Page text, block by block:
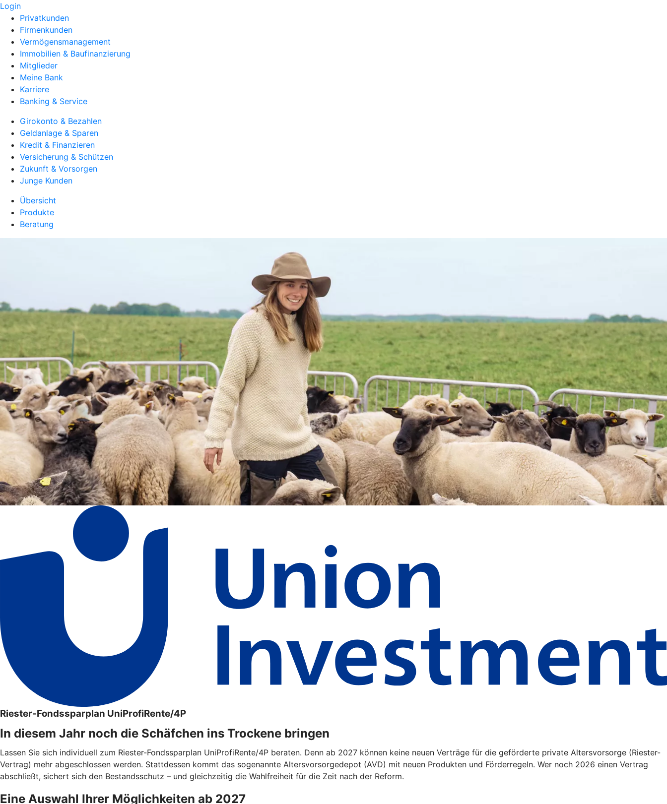
Login
Privatkunden
Firmenkunden
Vermögensmanagement
Immobilien & Baufinanzierung
Mitglieder
Meine Bank
Karriere
Banking & Service
Girokonto & Bezahlen
Geldanlage & Sparen
Kredit & Finanzieren
Versicherung & Schützen
Zukunft & Vorsorgen
Junge Kunden
Übersicht
Produkte
Beratung
Riester-Fondssparplan UniProfiRente/4P
In diesem Jahr noch die Schäfchen ins Trockene bringen
Lassen Sie sich individuell zum Riester-Fondssparplan UniProfiRente/4P beraten. Denn ab 2027 können keine neuen Verträge für die geförderte private Altersvorsorge (Riester-
Vertrag) mehr abgeschlossen werden. Stattdessen kommt das sogenannte Altersvorsorgedepot (AVD) mit neuen Produkten und Förderregeln. Wer noch 2026 einen Vertrag
abschließt, sichert sich den Bestandsschutz – und gleichzeitig die Wahlfreiheit für die Zeit nach der Reform.
Eine Auswahl Ihrer Möglichkeiten ab 2027